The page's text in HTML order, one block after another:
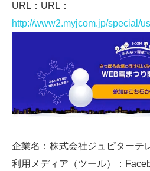
URL：URL：
http://www2.myjcom.jp/special/
企業名：株式会社ジュピターテ
利用メディア（ツール）：